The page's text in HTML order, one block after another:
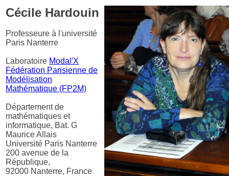
Cécile Hardouin
Professeure à l'université
Paris Nanterre
Laboratoire Modal'X
Fédération Parisienne de
Modélisation
Mathématique (FP2M)
Département de
mathématiques et
informatique, Bat. G
Maurice Allais
Université Paris Nanterre
200 avenue de la
République,
92000 Nanterre, France